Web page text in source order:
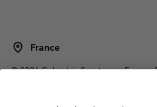
France
©2026Columbia Sportswear Europe